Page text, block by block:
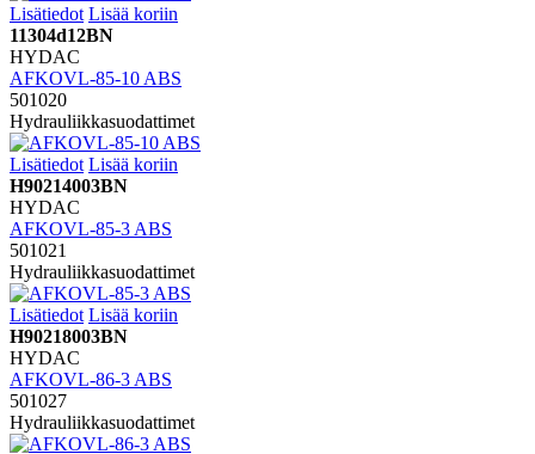
Lisätiedot Lisää koriin
11304d12BN
HYDAC
AFKOVL-85-10 ABS
501020
Hydrauliikkasuodattimet
Lisätiedot Lisää koriin
H90214003BN
HYDAC
AFKOVL-85-3 ABS
501021
Hydrauliikkasuodattimet
Lisätiedot Lisää koriin
H90218003BN
HYDAC
AFKOVL-86-3 ABS
501027
Hydrauliikkasuodattimet